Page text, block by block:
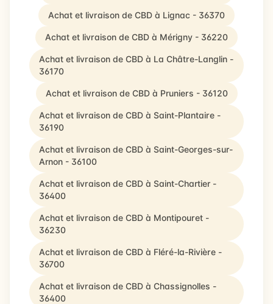
Achat et livraison de CBD à Lignac - 36370
Achat et livraison de CBD à Mérigny - 36220
Achat et livraison de CBD à La Châtre-Langlin -
36170
Achat et livraison de CBD à Pruniers - 36120
Achat et livraison de CBD à Saint-Plantaire -
36190
Achat et livraison de CBD à Saint-Georges-sur-
Arnon - 36100
Achat et livraison de CBD à Saint-Chartier -
36400
Achat et livraison de CBD à Montipouret -
36230
Achat et livraison de CBD à Fléré-la-Rivière -
36700
Achat et livraison de CBD à Chassignolles -
36400